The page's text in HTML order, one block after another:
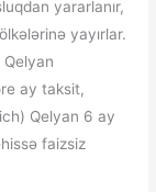
yararlanır,
yayırlar.
Qelyan
ay taksit,
Qelyan 6 ay
faizsiz